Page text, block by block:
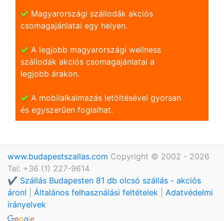
Magyarországi szállodák akciós
csomagajánlatai egy helyen.
A legjobb magyarországi wellness
szállodák akciós csomagajánlatai a
legjobb árakon.
A mobilalkalmazás letöltésével gyorsan
és egyszerũen foglalhat.
www.budapestszallas.com Copyright © 2002 - 2026
Tel: +36 (1) 227-9614
✔️ Szállás Budapesten 81 db olcsó szállás - akciós
áron!
Általános felhasználási feltételek
Adatvédelmi
irányelvek